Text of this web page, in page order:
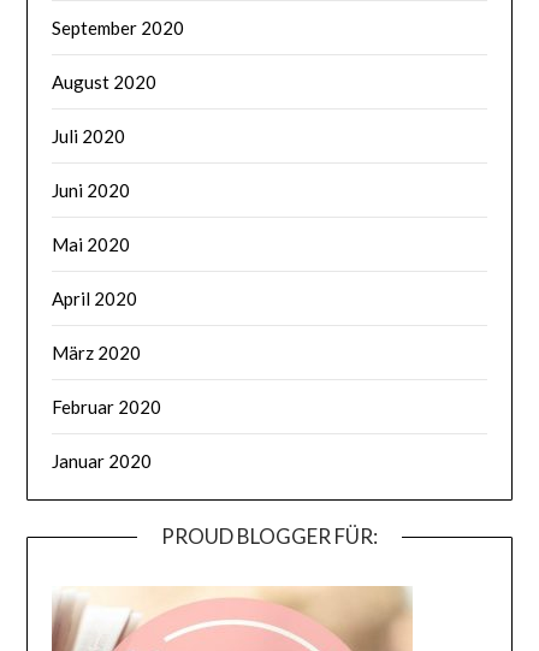
September 2020
August 2020
Juli 2020
Juni 2020
Mai 2020
April 2020
März 2020
Februar 2020
Januar 2020
PROUD BLOGGER FÜR: